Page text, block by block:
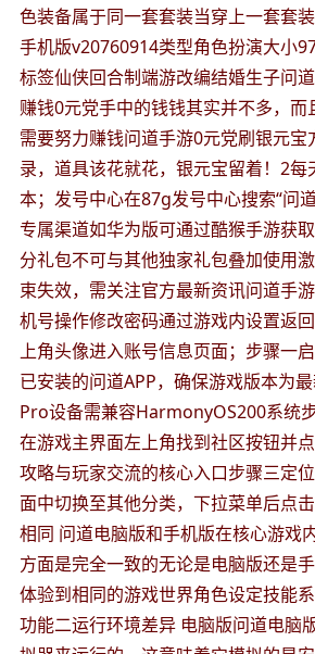
色装备属于同一套套装当穿上一套套
手机版v20760914类型角色扮演大小
标签仙侠回合制端游改编结婚生子问
赚钱0元党手中的钱钱其实并不多，而
需要努力赚钱问道手游0元党刷银元宝
录，道具该花就花，银元宝留着！2每
本；发号中心在87g发号中心搜索“问
专属渠道如华为版可通过酷猴手游获
分礼包不可与其他独家礼包叠加使用
束失效，需关注官方最新资讯问道手
机号操作修改密码通过游戏内设置返
上角头像进入账号信息页面；步骤一
已安装的问道APP，确保游戏版本为
Pro设备需兼容HarmonyOS200系统
在游戏主界面左上角找到社区按钮并
攻略与玩家交流的核心入口步骤三定
面中切换至其他分类，下拉菜单后点
相同 问道电脑版和手机版在核心游戏
方面是完全一致的无论是电脑版还是
体验到相同的游戏世界角色设定技能
功能二运行环境差异 电脑版问道电脑